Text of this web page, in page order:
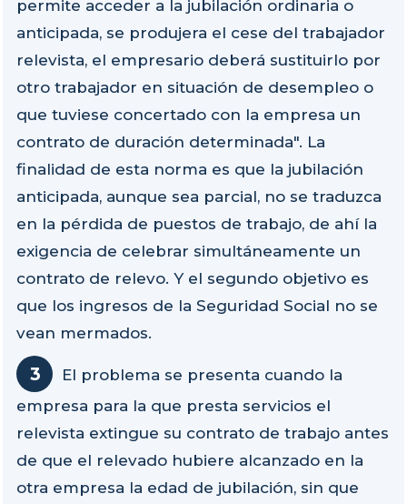
permite acceder a la jubilación ordinaria o
anticipada, se produjera el cese del trabajador
relevista, el empresario deberá sustituirlo por
otro trabajador en situación de desempleo o
que tuviese concertado con la empresa un
contrato de duración determinada". La
finalidad de esta norma es que la jubilación
anticipada, aunque sea parcial, no se traduzca
en la pérdida de puestos de trabajo, de ahí la
exigencia de celebrar simultáneamente un
contrato de relevo. Y el segundo objetivo es
que los ingresos de la Seguridad Social no se
vean mermados.
El problema se presenta cuando la
empresa para la que presta servicios el
relevista extingue su contrato de trabajo antes
de que el relevado hubiere alcanzado en la
otra empresa la edad de jubilación, sin que